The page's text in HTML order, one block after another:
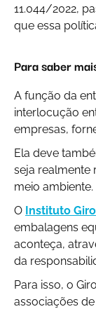
11.044/2022,
que essa
Para saber
A função da
interlocução
empresas,
Ela deve
seja realmente
meio ambiente.
O Instituto Giro
embalagens
aconteça,
da
Para isso, o
associações